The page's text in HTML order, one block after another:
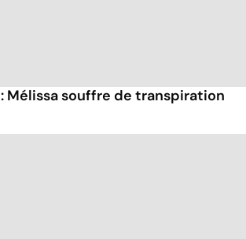
Mélissa souffre de transpiration